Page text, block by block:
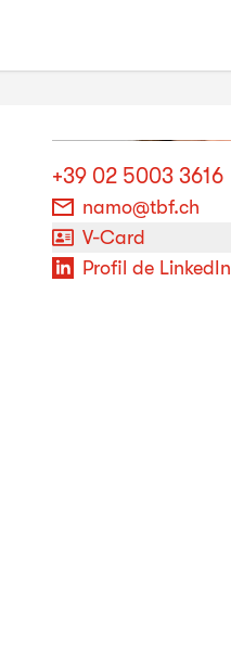
+39 02 5003 3616
namo@tbf.ch
V-Card
Profil de LinkedIn